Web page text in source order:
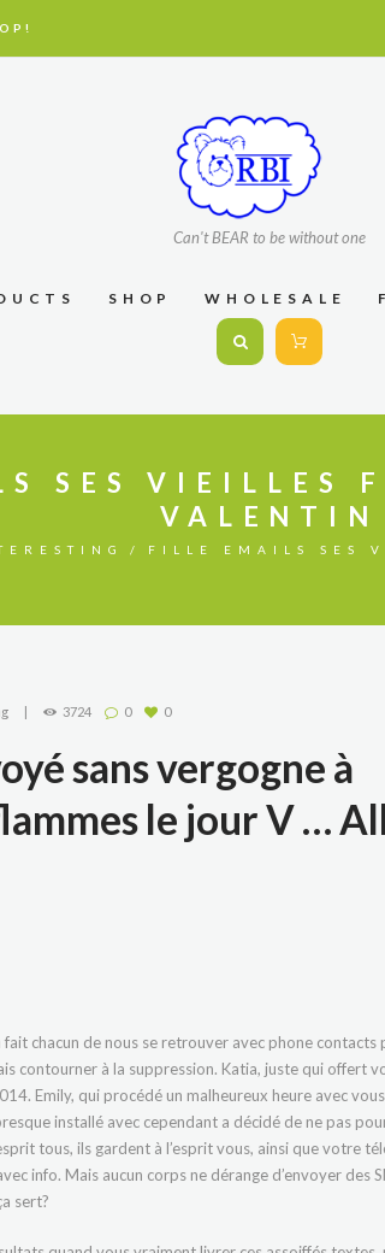
Can't BEAR to be without one
SHOP WHOLESALE
SES VIEILLES
VALENTIN
FILLE EMAILS SES
3724 0 0
sans vergogne à
le jour V …
chacun de nous se retrouver avec phone contacts
contourner à la suppression. Katia, juste qui offert
Emily, qui procédé un malheureux heure avec
installé avec cependant a décidé de ne pas
tous, ils gardent à l’esprit vous, ainsi que votre
info. Mais aucun corps ne dérange d’envoyer des
sert?